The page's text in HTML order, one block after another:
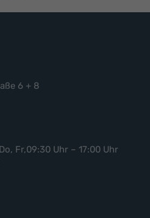
6 + 8
Fr,09:30 Uhr – 17:00 Uhr